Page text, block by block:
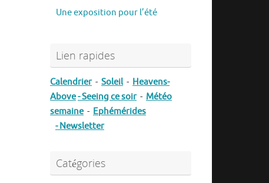
Une exposition pour l’été
Lien rapides
Calendrier- Soleil- Heavens-
Above- Seeing ce soir- Météo
semaine- Ephémérides
- Newsletter
Catégories